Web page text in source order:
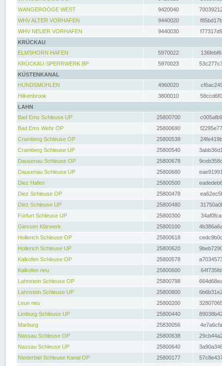
WANGEROOGE WEST
9420040
WHV ALTER VORHAFEN
9440020
WHV NEUER VORHAFEN
9440030
KRÜCKAU
ELMSHORN HAFEN
5970022
KRÜCKAU-SPERRWERK BP
5970023
KÜSTENKANAL
HUNDSMÜHLEN
4960020
Hilkenbrook
3800010
LAHN
Bad Ems Schleuse UP
25800700
Bad Ems Wehr OP
25800690
Cramberg Schleuse OP
25800538
Cramberg Schleuse UP
25800540
Dausenau Schleuse OP
25800678
Dausenau Schleuse UP
25800680
Diez Hafen
25800500
Diez Schleuse OP
25800478
Diez Schleuse UP
25800480
Fürfurt Schleuse UP
25800300
Giessen Klärwerk
25800100
Hollerich Schleuse OP
25800618
Hollerich Schleuse UP
25800620
Kalkofen Schleuse OP
25800578
Kalkofen neu
25800600
Lahnstein Schleuse OP
25800798
Lahnstein Schleuse UP
25800800
Leun neu
25800200
Limburg Schleuse UP
25800440
Marburg
25830056
Nassau Schleuse OP
25800638
Nassau Schleuse UP
25800640
Niederbiel Schleuse Kanal OP
25800177